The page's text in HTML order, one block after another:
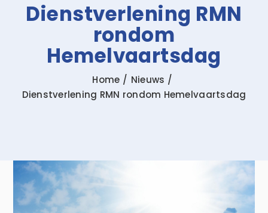
Zoeken
naar:
Dienstverlening RMN
rondom
Hemelvaartsdag
Home
Nieuws
Dienstverlening RMN rondom Hemelvaartsdag